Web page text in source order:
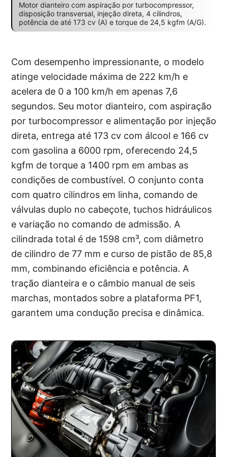
Motor dianteiro com aspiração por turbocompressor,
disposição transversal, injeção direta, 4 cilindros,
potência de até 173 cv (A) e torque de 24,5 kgfm (A/G).
Com desempenho impressionante, o modelo
atinge velocidade máxima de 222 km/h e
acelera de 0 a 100 km/h em apenas 7,6
segundos. Seu motor dianteiro, com aspiração
por turbocompressor e alimentação por injeção
direta, entrega até 173 cv com álcool e 166 cv
com gasolina a 6000 rpm, oferecendo 24,5
kgfm de torque a 1400 rpm em ambas as
condições de combustível. O conjunto conta
com quatro cilindros em linha, comando de
válvulas duplo no cabeçote, tuchos hidráulicos
e variação no comando de admissão. A
cilindrada total é de 1598 cm³, com diâmetro
de cilindro de 77 mm e curso de pistão de 85,8
mm, combinando eficiência e potência. A
tração dianteira e o câmbio manual de seis
marchas, montados sobre a plataforma PF1,
garantem uma condução precisa e dinâmica.